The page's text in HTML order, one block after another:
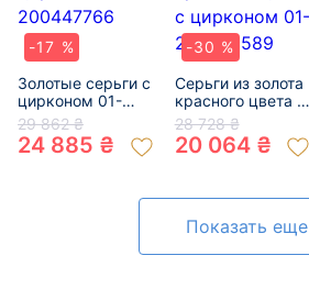
-17 %
Золотые серьги с
цирконом 01-
200447766
29 862 ₴
24 885 ₴
-30 %
Серьги из золота
красного цвета с
цирконом 01-
200033589
28 728 ₴
20 064 ₴
Показать еще